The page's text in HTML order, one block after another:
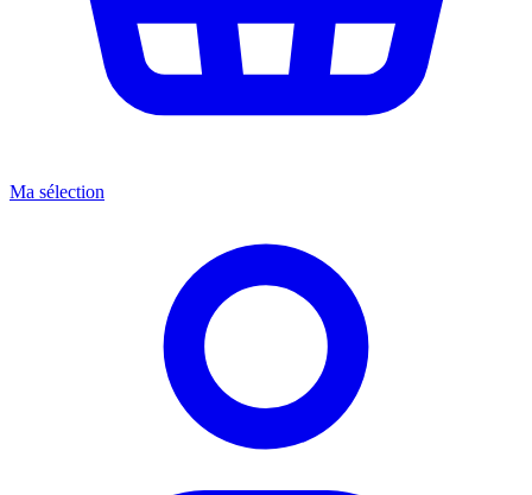
Ma sélection